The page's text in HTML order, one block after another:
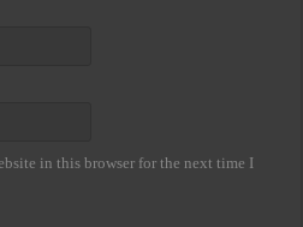
in this browser for the next time I